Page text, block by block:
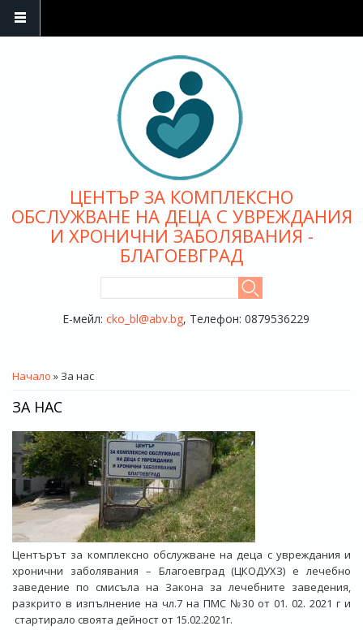
ЦЕНТЪР ЗА КОМПЛЕКСНО
ОБСЛУЖВАНЕ НА ДЕЦА С УВРЕЖДАНИЯ
И ХРОНИЧНИ ЗАБОЛЯВАНИЯ -
БЛАГОЕВГРАД
Е-мейл: cko_bl@abv.bg, Телефон: 0879536229
ВИЕ СТЕ ТУК
Начало » За нас
ЗА НАС
Центърът за комплексно обслужване на деца с увреждания и
хронични заболявания – Благоевград (ЦКОДУХЗ) е лечебно
заведение по смисъла на Закона за лечебните заведения,
разкрито в изпълнение на чл.7 на ПМС №30 от 01. 02. 2021 г и
стартирало своята дейност от 15.02.2021г.